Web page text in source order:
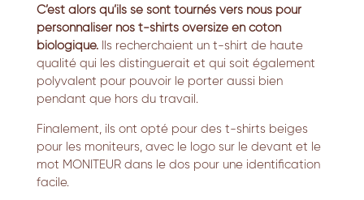
C’est alors qu’ils se sont tournés vers nous pour
personnaliser nos t-shirts oversize en coton
biologique.Ils recherchaient un t-shirt de haute
qualité qui les distinguerait et qui soit également
polyvalent pour pouvoir le porter aussi bien
pendant que hors du travail.
Finalement, ils ont opté pour des t-shirts beiges
pour les moniteurs, avec le logo sur le devant et le
mot MONITEUR dans le dos pour une identification
facile.